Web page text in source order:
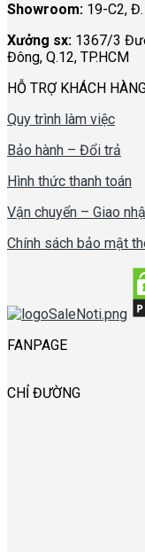
Showroom: 19-C2,
Xưởng sx: 1367/3
Đông, Q.12, TP.HCM
HỖ TRỢ KHÁCH
Quy trình làm việc
Bảo hành – Đổi trả
Hình thức thanh toán
Vận chuyển – Giao
Chính sách bảo mật
FANPAGE
CHỈ ĐƯỜNG